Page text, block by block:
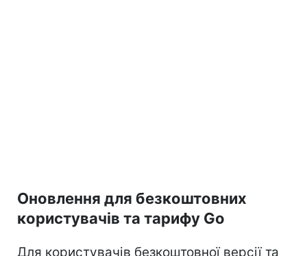
Оновлення для безкоштовних
користувачів та тарифу Go
Для користувачів безкоштовної версії та